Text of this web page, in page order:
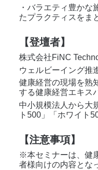
・バラエティ豊か
たプラクティスをま
【登壇者】
株式会社FiNC
ウェルビーイング推
健康経営の現場を熟
する健康経営エキス
中小規模法人から大
ト500」「ホワイト
【注意事項】
※本セミナーは、健
者様向けの内容とな